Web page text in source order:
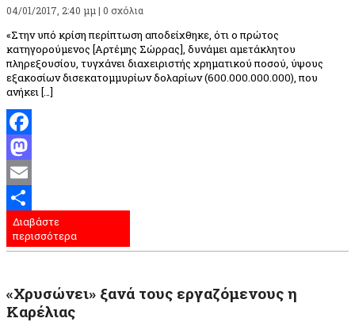
04/01/2017, 2:40 μμ | 0 σχόλια
«Στην υπό κρίση περίπτωση αποδείχθηκε, ότι ο πρώτος
κατηγορούμενος [Αρτέμης Σώρρας], δυνάμει αμετάκλητου
πληρεξουσίου, τυγχάνει διαχειριστής χρηματικού ποσού, ύψους
εξακοσίων δισεκατομμυρίων δολαρίων (600.000.000.000), που
ανήκει […]
Facebook
Mastodon
Email
Μοιραστείτε
Διαβάστε
περισσότερα
«Χρυσώνει» ξανά τους εργαζόμενους η
Καρέλιας